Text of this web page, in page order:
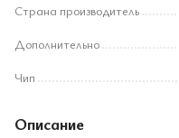
Страна производитель
Дополнительно
Чип
Описание